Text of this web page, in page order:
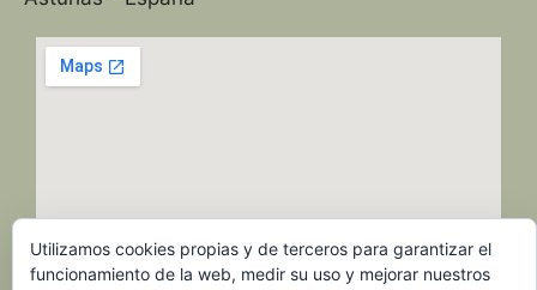
Utilizamos cookies propias y de terceros para garantizar el
funcionamiento de la web, medir su uso y mejorar nuestros